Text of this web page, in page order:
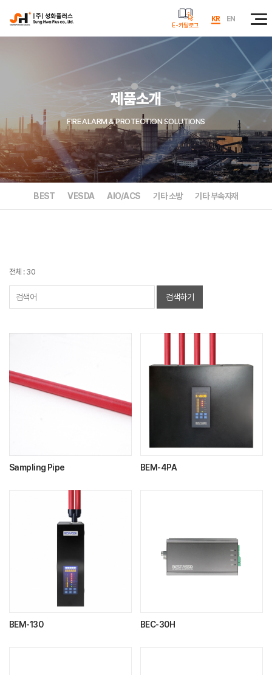
E-카탈로그
KR EN
제품소개
FIRE ALARM & PROTECTION SOLUTIONS
BEST VESDA AIO/ACS 기타 소방 기타 부속자재
전체 : 30
검색하기
Sampling Pipe BEM-4PA
BEM-130 BEC-30H